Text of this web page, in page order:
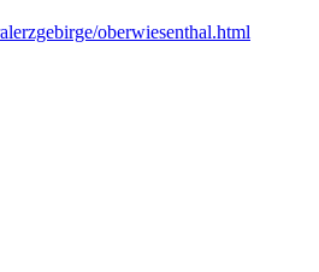
oberwiesenthal.html